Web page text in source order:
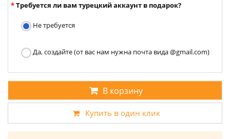
Требуется ли вам турецкий аккаунт в подарок?
Не требуется
Да, создайте (от вас нам нужна почта вида @gmail.com)
В корзину
Купить в один клик